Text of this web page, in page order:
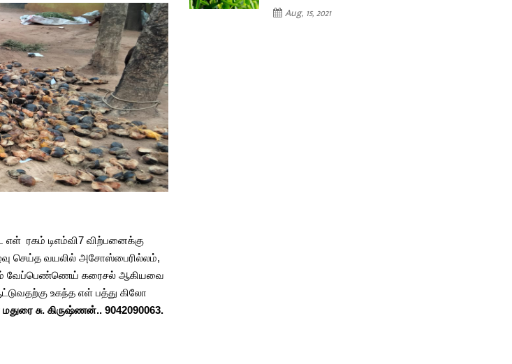
ரகம் டிஎம்வி7 விற்பனைக்கு
செய்த வயலில் அசோஸ்பைரில்லம்,
வேப்பெண்ணெய் கரைசல் ஆகியவை
உகந்த எள் பத்து கிலோ
சு. கிருஷ்ணன்.. 9042090063.
Aug, 15, 2021
Aug, 15, 2021